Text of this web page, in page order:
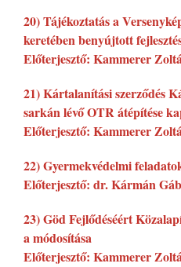
20) Tájékoztatás a
keretében benyújtott
Előterjesztő: Kammerer
21) Kártalanítási szerződés
sarkán lévő OTR átépítése
Előterjesztő: Kammerer
22) Gyermekvédelmi
Előterjesztő: dr. Kármán
23) Göd Fejlődéséért
a módosítása
Előterjesztő: Kammerer